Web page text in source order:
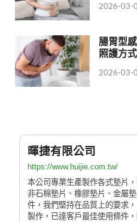
2026-03-
腸胃型
照護方
2026-03-
暉捷有限公司
https://www.huijie.com.tw/
本公司專業生產製作各式墊片
非石棉墊片、橡膠墊片、金屬
件，我們堅持在品質上的要求
製作，已達客戶最佳使用條件